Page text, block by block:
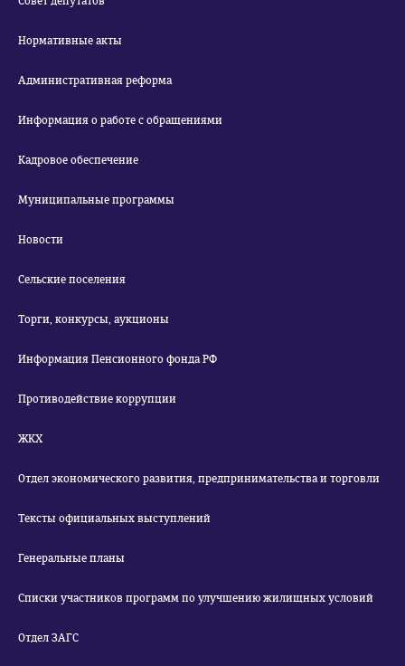
Нормативные акты
Административная реформа
Информация о работе с обращениями
Кадровое обеспечение
Муниципальные программы
Новости
Сельские поселения
Торги, конкурсы, аукционы
Информация Пенсионного фонда РФ
Противодействие коррупции
ЖКХ
Отдел экономического развития, предпринимательства и торговли
Тексты официальных выступлений
Генеральные планы
Списки участников программ по улучшению жилищных условий
Отдел ЗАГС